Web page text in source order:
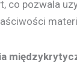
co pozwala